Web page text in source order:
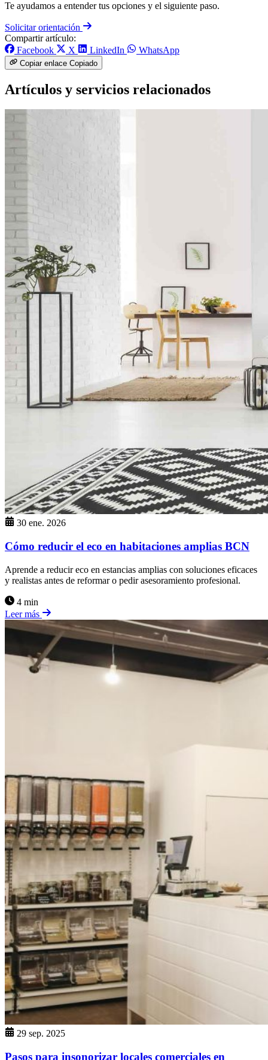
Te ayudamos a entender tus opciones y el siguiente paso.
Solicitar orientación
Compartir artículo:
Facebook
X LinkedIn WhatsApp
Copiar enlace Copiado
Artículos y servicios relacionados
30 ene. 2026
Cómo reducir el eco en habitaciones amplias BCN
Aprende a reducir eco en estancias amplias con soluciones eficaces
y realistas antes de reformar o pedir asesoramiento profesional.
4 min
Leer más
29 sep. 2025
Pasos para insonorizar locales comerciales en